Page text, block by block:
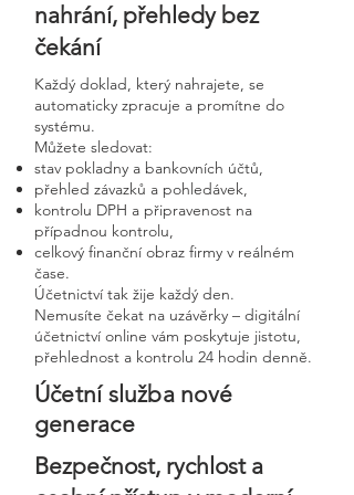
nahrání, přehledy bez
čekání
Každý doklad, který nahrajete, se
automaticky zpracuje a promítne do
systému.
Můžete sledovat:
stav pokladny a bankovních účtů,
přehled závazků a pohledávek,
kontrolu DPH a připravenost na
případnou kontrolu,
celkový finanční obraz firmy v reálném
čase.
Účetnictví tak žije každý den.
Nemusíte čekat na uzávěrky – digitální
účetnictví online vám poskytuje jistotu,
přehlednost a kontrolu 24 hodin denně.
Účetní služba nové
generace
Bezpečnost, rychlost a